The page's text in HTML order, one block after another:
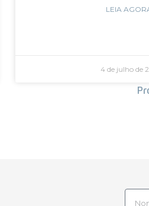
LEIA
4 de julho de